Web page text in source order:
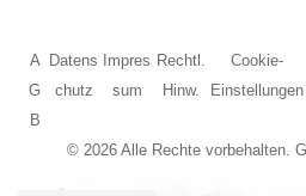
© 2026 Alle Rechte vorbehalten.
A
G
B
Datens
chutz
Impres
sum
Rechtl.
Hinw.
Cookie-
Einstellungen